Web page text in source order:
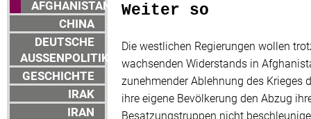
AFGHANISTAN
CHINA
DEUTSCHE
AUSSENPOLITIK
GESCHICHTE
IRAK
IRAN
Weiter so
Die westlichen Regierungen wollen
wachsenden Widerstands in
zunehmender Ablehnung des Krieges
ihre eigene Bevölkerung den Abzug
Besatzungstruppen nicht